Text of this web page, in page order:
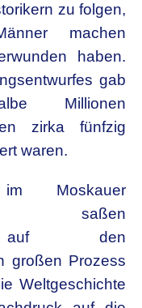
zu folgen,
machen
haben.
gab
Millionen
zirka fünfzig
waren.
Moskauer
saßen
auf den
großen Prozess
Weltgeschichte